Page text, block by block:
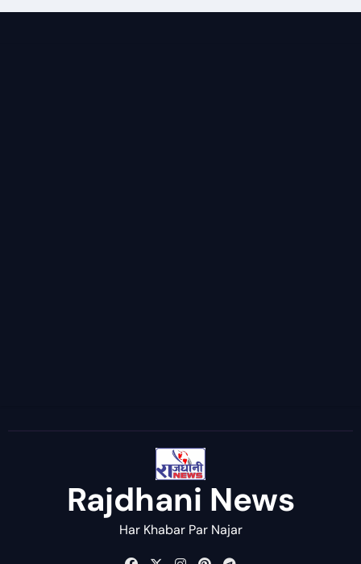
Rajdhani News
Har Khabar Par Najar